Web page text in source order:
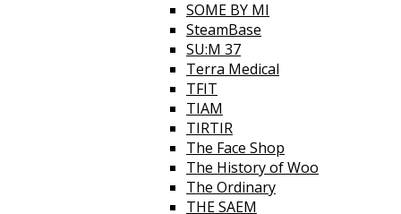
SOME BY MI
SteamBase
SU:M 37
Terra Medical
TFIT
TIAM
TIRTIR
The Face Shop
The History of Woo
The Ordinary
THE SAEM